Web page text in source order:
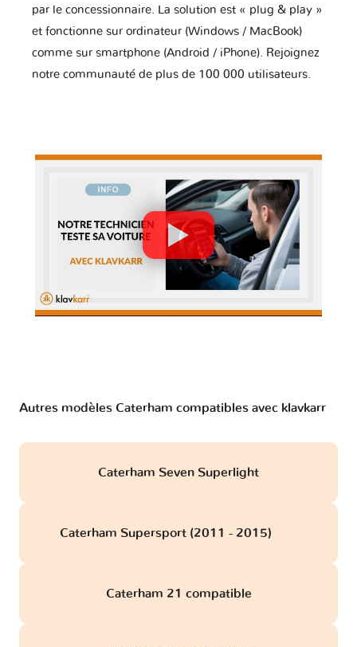
par le concessionnaire. La solution est « plug & play »
et fonctionne sur ordinateur (Windows / MacBook)
comme sur smartphone (Android / iPhone). Rejoignez
notre communauté de plus de 100 000 utilisateurs.
Autres modèles Caterham compatibles avec klavkarr
Caterham Seven Superlight
Caterham Supersport (2011 - 2015)
Caterham 21 compatible